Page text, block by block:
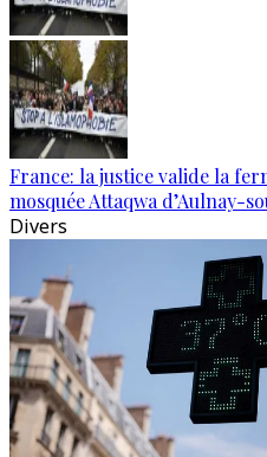
France: la justice valide la
mosquée Attaqwa d’Aulnay-
Divers